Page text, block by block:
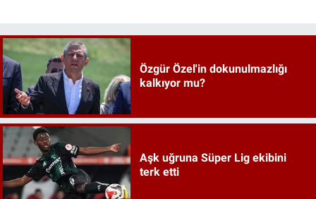
Özgür Özel'in dokunulmazlığı
kalkıyor mu?
Aşk uğruna Süper Lig ekibini
terk etti